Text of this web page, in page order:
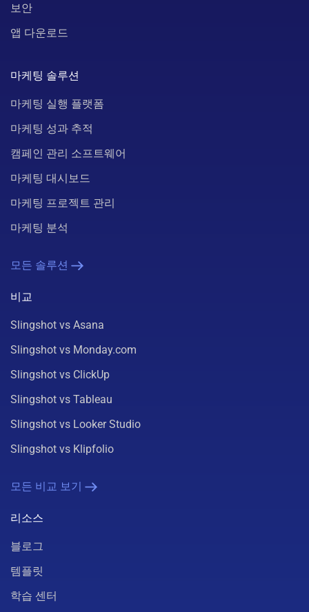
보안
앱 다운로드
마케팅 솔루션
마케팅 실행 플랫폼
마케팅 성과 추적
캠페인 관리 소프트웨어
마케팅 대시보드
마케팅 프로젝트 관리
마케팅 분석
모든 솔루션
비교
Slingshot vs Asana
Slingshot vs Monday.com
Slingshot vs ClickUp
Slingshot vs Tableau
Slingshot vs Looker Studio
Slingshot vs Klipfolio
모든 비교 보기
리소스
블로그
템플릿
학습 센터